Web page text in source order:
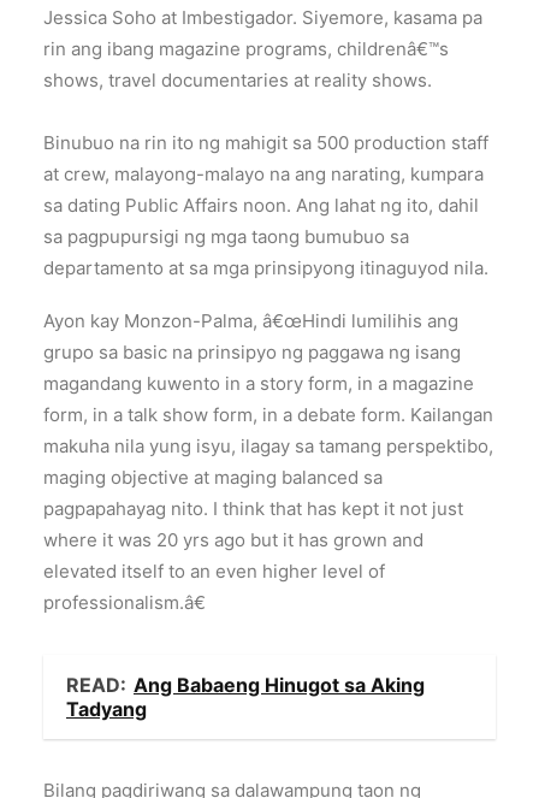
Jessica Soho at Imbestigador. Siyemore, kasama pa
rin ang ibang magazine programs, childrenâ€™s
shows, travel documentaries at reality shows.
Binubuo na rin ito ng mahigit sa 500 production staff
at crew, malayong-malayo na ang narating, kumpara
sa dating Public Affairs noon. Ang lahat ng ito, dahil
sa pagpupursigi ng mga taong bumubuo sa
departamento at sa mga prinsipyong itinaguyod nila.
Ayon kay Monzon-Palma, â€œHindi lumilihis ang
grupo sa basic na prinsipyo ng paggawa ng isang
magandang kuwento in a story form, in a magazine
form, in a talk show form, in a debate form. Kailangan
makuha nila yung isyu, ilagay sa tamang perspektibo,
maging objective at maging balanced sa
pagpapahayag nito. I think that has kept it not just
where it was 20 yrs ago but it has grown and
elevated itself to an even higher level of
professionalism.â€
READ: Ang Babaeng Hinugot sa Aking
Tadyang
Bilang pagdiriwang sa dalawampung taon ng